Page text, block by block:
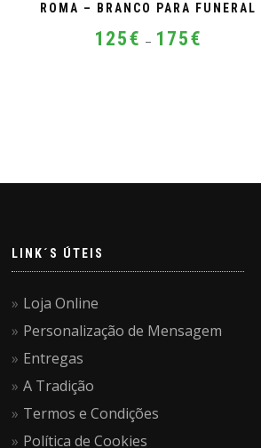
ROMA – BRANCO PARA FUNERAL
125€ – 175€
The
chosen
product
LINK´S ÚTEIS
Loja Online
Personalização de Mensagem
Entregas
A Tradição
Termos e Condições
Política de Cookies